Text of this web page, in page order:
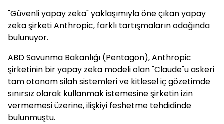
"Güvenli yapay zeka" yaklaşımıyla öne çıkan yapay
zeka şirketi Anthropic, farklı tartışmaların odağında
bulunuyor.
ABD Savunma Bakanlığı (Pentagon), Anthropic
şirketinin bir yapay zeka modeli olan "Claude"u askeri
tam otonom silah sistemleri ve kitlesel iç gözetimde
sınırsız olarak kullanmak istemesine şirketin izin
vermemesi üzerine, ilişkiyi feshetme tehdidinde
bulunmuştu.